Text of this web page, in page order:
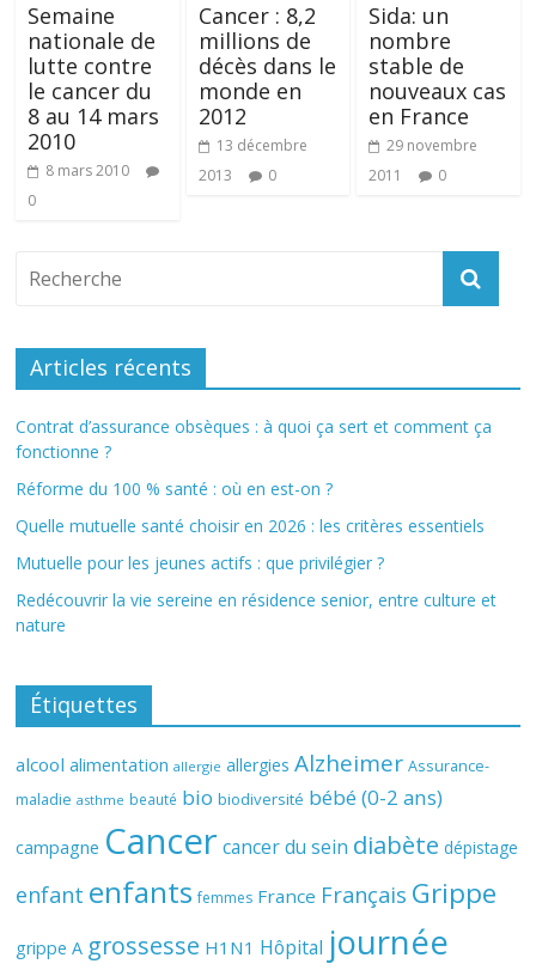
Semaine
nationale de
lutte contre
le cancer du
8 au 14 mars
2010
8 mars 2010
0
Cancer : 8,2
millions de
décès dans le
monde en
2012
13 décembre
2013
0
Sida: un
nombre
stable de
nouveaux cas
en France
29 novembre
2011
0
Articles récents
Contrat d’assurance obsèques : à quoi ça sert et comment ça
fonctionne ?
Réforme du 100 % santé : où en est-on ?
Quelle mutuelle santé choisir en 2026 : les critères essentiels
Mutuelle pour les jeunes actifs : que privilégier ?
Redécouvrir la vie sereine en résidence senior, entre culture et
nature
Étiquettes
alcool alimentation allergie allergies Alzheimer Assurance-
maladie asthme beauté bio biodiversité bébé (0-2 ans)
campagne Cancer cancer du sein diabète dépistage
enfant enfants femmes France Français Grippe
grippe A grossesse H1N1 Hôpital journée